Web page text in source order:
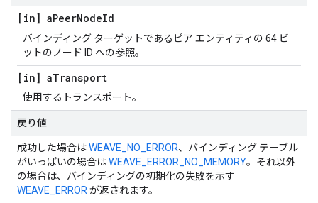
[in] aPeerNodeId
バインディング ターゲットであるピア エンティティの 64 ビ
ットのノード ID への参照。
[in] aTransport
使用するトランスポート。
戻り値
成功した場合はWEAVE_NO_ERROR、バインディング テーブル
がいっぱいの場合はWEAVE_ERROR_NO_MEMORY。それ以外
の場合は、バインディングの初期化の失敗を示す
WEAVE_ERROR が返されます。